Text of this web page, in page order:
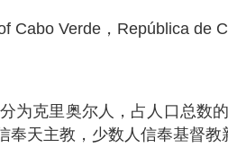
Cabo Verde，República de
为克里奥尔人，占人口总数
天主教，少数人信奉基督教